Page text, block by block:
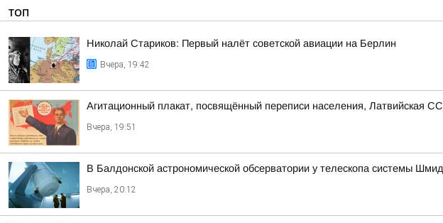
ТОП
Николай Стариков: Первый налёт советской авиации на Берлин
Вчера, 19:42
Агитационный плакат, посвящённый переписи населения, Латвийская
Вчера, 19:51
В Балдонской астрономической обсерватории у телескопа системы
Вчера, 20:12